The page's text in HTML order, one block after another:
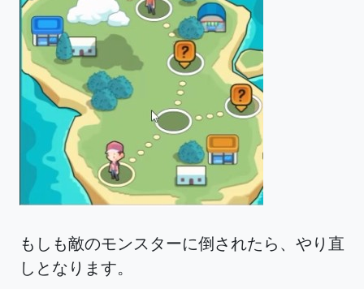
もしも敵のモンスターに倒されたら、やり直
しとなります。